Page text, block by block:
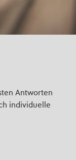
Antworten
individuelle